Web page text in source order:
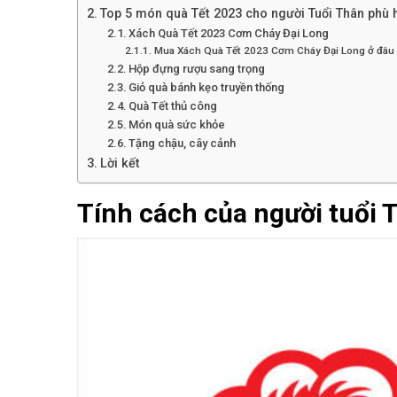
Top 5 món quà Tết 2023 cho người Tuổi Thân phù
Xách Quà Tết 2023 Cơm Cháy Đại Long
Mua Xách Quà Tết 2023 Cơm Cháy Đại Long ở
Hộp đựng rượu sang trọng
Giỏ quà bánh kẹo truyền thống
Quà Tết thủ công
Món quà sức khỏe
Tặng chậu, cây cảnh
Lời kết
Tính cách của người tuổi